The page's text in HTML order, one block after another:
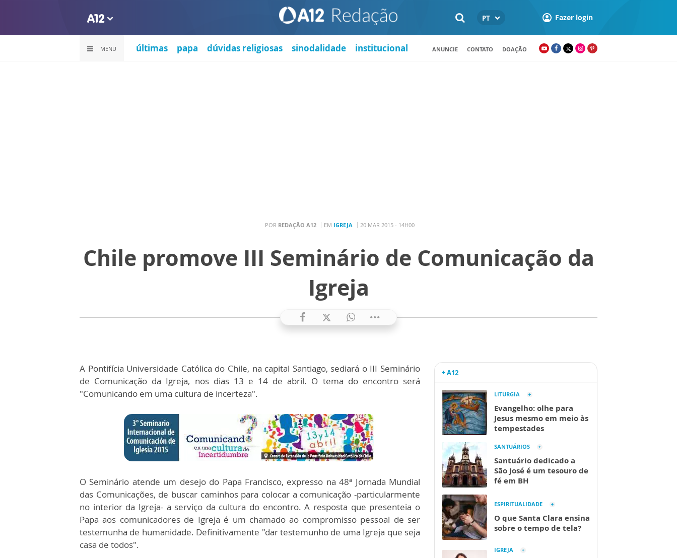
PT Fazer login
MENU últimas papa dúvidas religiosas sinodalidade institucional ANUNCIE CONTATO DOAÇÃO
POR REDAÇÃO A12 EM IGREJA 20 MAR 2015 - 14H00
Chile promove III Seminário de Comunicação da
Igreja
A Pontifícia Universidade Católica do Chile, na capital Santiago, sediará o III Seminário
de Comunicação da Igreja, nos dias 13 e 14 de abril. O tema do encontro será
"Comunicando em uma cultura de incerteza".
O Seminário atende um desejo do Papa Francisco, expresso na 48ª Jornada Mundial
das Comunicações, de buscar caminhos para colocar a comunicação -particularmente
no interior da Igreja- a serviço da cultura do encontro. A resposta que presenteia o
Papa aos comunicadores de Igreja é um chamado ao compromisso pessoal de ser
testemunha de humanidade. Definitivamente "dar testemunho de uma Igreja que seja
casa de todos".
+ A12
LITURGIA
Evangelho: olhe para
Jesus mesmo em meio às
tempestades
SANTUÁRIOS
Santuário dedicado a
São José é um tesouro de
fé em BH
ESPIRITUALIDADE
O que Santa Clara ensina
sobre o tempo de tela?
IGREJA